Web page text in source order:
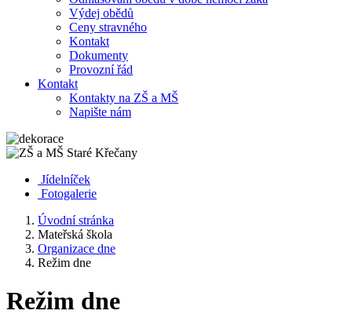
Výdej obědů
Ceny stravného
Kontakt
Dokumenty
Provozní řád
Kontakt
Kontakty na ZŠ a MŠ
Napište nám
Jídelníček
Fotogalerie
Úvodní stránka
Mateřská škola
Organizace dne
Režim dne
Režim dne